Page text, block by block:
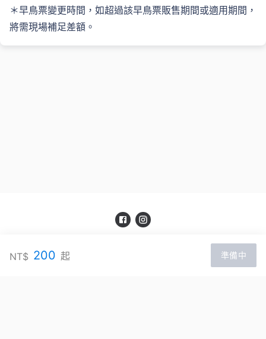
＊早鳥票變更時間，如超過該早鳥票販售期間或適用期間，
將需現場補足差額。
NT$ 200 起 準備中